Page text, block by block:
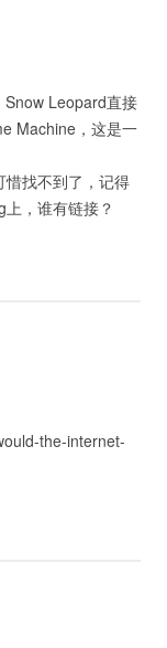
Leopard直接
Machine，这是一
找不到了，记得
，谁有链接？
the-internet-